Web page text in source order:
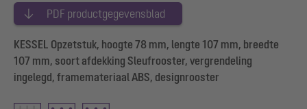
PDF productgegevensblad
KESSEL Opzetstuk, hoogte 78 mm, lengte 107 mm, breedte
107 mm, soort afdekking Sleufrooster, vergrendeling
ingelegd, framemateriaal ABS, designrooster